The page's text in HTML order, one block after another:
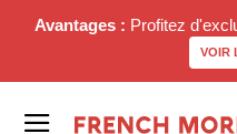
Avantages : Profitez
VOIR